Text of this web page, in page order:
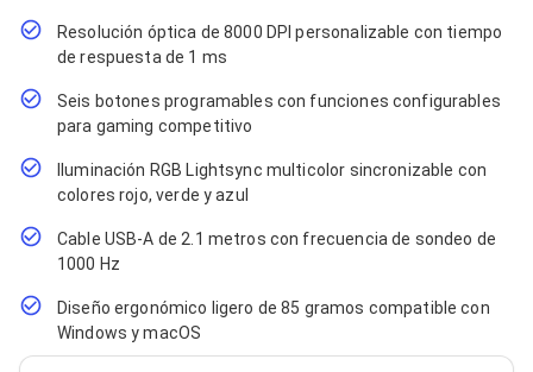
Cables Coaxiales
Accesorios para Cables
Jacks de Red
Conectores
Tapas y Cajas
Pinzas Ponchadoras
Probadores de Cable
Protectores para Cables
Cables para Impresoras
Cableado Estructurado
Sujetadores de Cables
Cinchos
Resolución óptica de 8000 DPI personalizable con tiempo
de respuesta de 1 ms
Seis botones programables con funciones configurables
para gaming competitivo
Iluminación RGB Lightsync multicolor sincronizable con
colores rojo, verde y azul
Cable USB-A de 2.1 metros con frecuencia de sondeo de
1000 Hz
Diseño ergonómico ligero de 85 gramos compatible con
Windows y macOS